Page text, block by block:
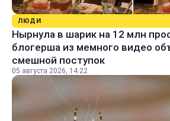
ЛЮДИ
Нырнула в шарик на 12 млн
блогерша из мемного видео
смешной поступок
05 августа 2026, 14:22